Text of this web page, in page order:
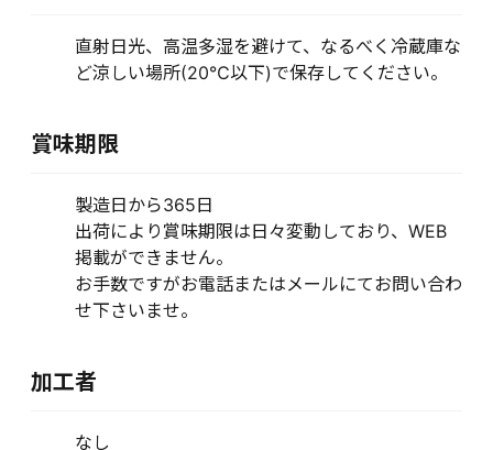
直射日光、高温多湿を避けて、なるべく冷蔵庫な
ど涼しい場所(20℃以下)で保存してください。
賞味期限
製造日から365日
出荷により賞味期限は日々変動しており、WEB
掲載ができません。
お手数ですがお電話またはメールにてお問い合わ
せ下さいませ。
加工者
なし